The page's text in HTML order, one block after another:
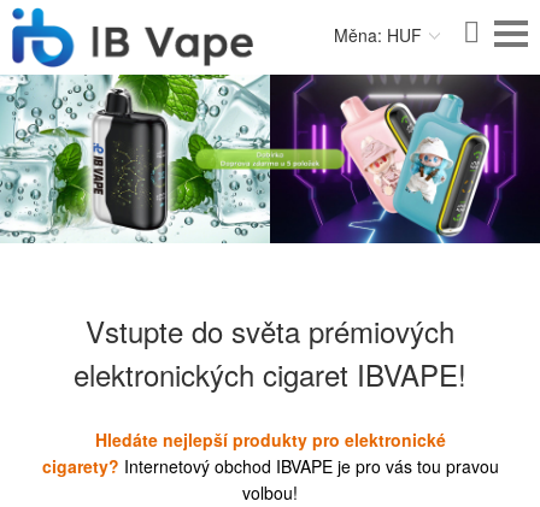
Měna: HUF
Vstupte do světa prémiových
elektronických cigaret IBVAPE!
Hledáte nejlepší produkty pro elektronické
cigarety? Internetový obchod IBVAPE je pro vás tou pravou
volbou!